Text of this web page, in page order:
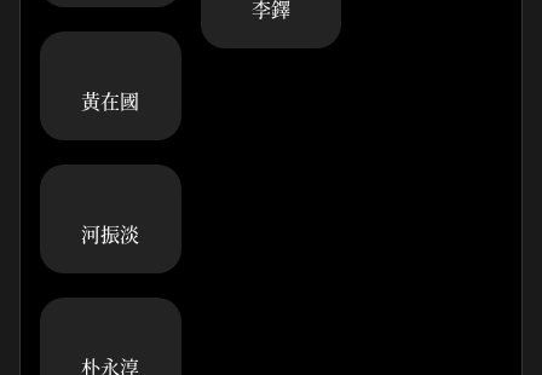
黃在國
河振淡
朴永淳
李鐸